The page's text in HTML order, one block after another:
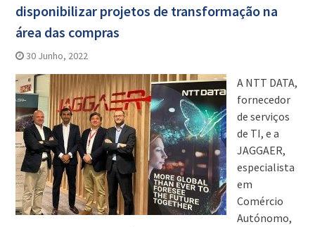
disponibilizar projetos de transformação na
área das compras
30 Junho, 2022
A NTT DATA,
fornecedor
de serviços
de TI, e a
JAGGAER,
especialista
em
Comércio
Autónomo,